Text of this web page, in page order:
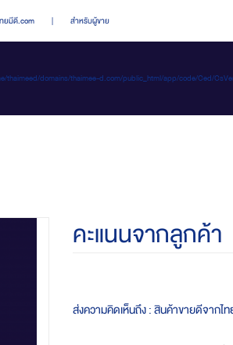
ยมีดี.com | สำหรับผู้ขาย
thaimeed/domains/thaimee-d.com/public_html/app/code/Ced/
คะแนนจากลูกค้า
ส่งความคิดเห็นถึง : สินค้าขายดีจากไ